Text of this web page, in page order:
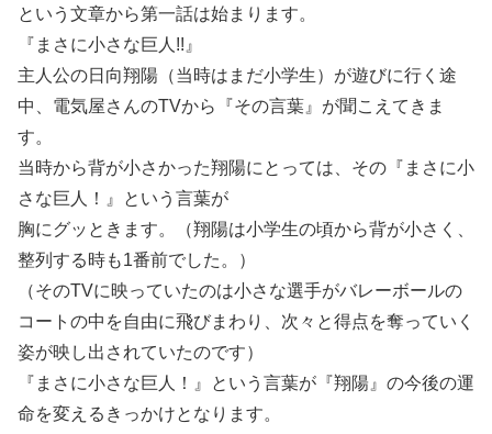
という文章から第一話は始まります。
『まさに小さな巨人!!』
主人公の日向翔陽（当時はまだ小学生）が遊びに行く途
中、電気屋さんのTVから『その言葉』が聞こえてきま
す。
当時から背が小さかった翔陽にとっては、その『まさに小
さな巨人！』という言葉が
胸にグッときます。（翔陽は小学生の頃から背が小さく、
整列する時も1番前でした。）
（そのTVに映っていたのは小さな選手がバレーボールの
コートの中を自由に飛びまわり、次々と得点を奪っていく
姿が映し出されていたのです）
『まさに小さな巨人！』という言葉が『翔陽』の今後の運
命を変えるきっかけとなります。